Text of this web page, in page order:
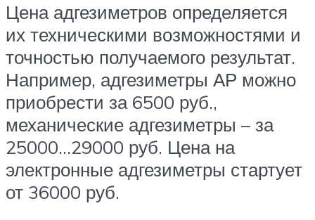
Цена адгезиметров определяется
их техническими возможностями и
точностью получаемого результат.
Например, адгезиметры АР можно
приобрести за 6500 руб.,
механические адгезиметры – за
25000…29000 руб. Цена на
электронные адгезиметры стартует
от 36000 руб.